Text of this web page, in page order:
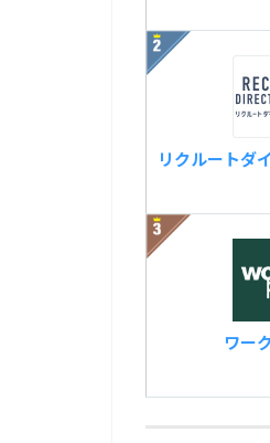
リクルートダ
ワー